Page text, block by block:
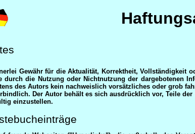
Gewähr für die Aktualität, Korrektheit, Vollständigkeit
die Nutzung oder Nichtnutzung der dargebotenen
des Autors kein nachweislich vorsätzliches oder grob
Der Autor behält es sich ausdrücklich vor, Teile
einzustellen.